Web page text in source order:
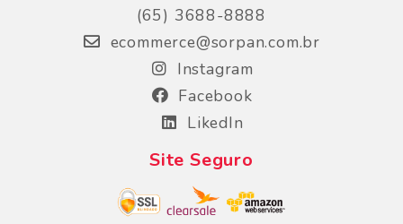
(65) 3688-8888
ecommerce@sorpan.com.br
Instagram
Facebook
LikedIn
Site Seguro